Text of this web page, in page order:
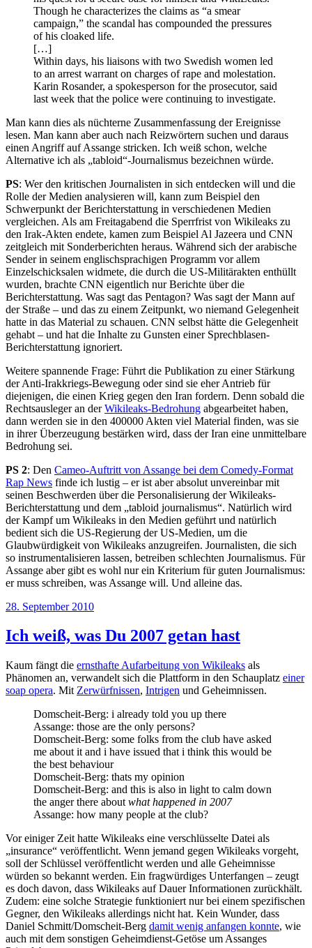
Though he characterizes the claims as “a smear
campaign,” the scandal has compounded the pressures
of his cloaked life.
[…]
Within days, his liaisons with two Swedish women led
to an arrest warrant on charges of rape and molestation.
Karin Rosander, a spokesperson for the prosecutor, said
last week that the police were continuing to investigate.
Man kann dies als nüchterne Zusammenfassung der Ereignisse
lesen. Man kann aber auch nach Reizwörtern suchen und daraus
einen Angriff auf Assange stricken. Ich weiß schon, welche
Alternative ich als „tabloid“-Journalismus bezeichnen würde.
PS: Wer den kritischen Journalisten in sich entdecken will und die
Rolle der Medien analysieren will, kann zum Beispiel den
Schwerpunkt der Berichterstattung in verschiedenen Medien
vergleichen. Als am Freitagabend die Sperrfrist von Wikileaks zu
den Irak-Akten endete, kamen zum Beispiel Al Jazeera und CNN
zeitgleich mit Sonderberichten heraus. Während sich der arabische
Sender in seinem englischsprachigen Programm vor allem
Einzelschicksalen widmete, die durch die US-Militärakten enthüllt
wurden, brachte CNN eigentlich nur Berichte über die
Berichterstattung. Was sagt das Pentagon? Was sagt der Mann auf
der Straße – und das zu einem Zeitpunkt, wo niemand Gelegenheit
hatte in das Material zu schauen. CNN selbst hätte die Gelegenheit
gehabt – und hat die Inhalte zu Gunsten einer Sprechblasen-
Berichterstattung ignoriert.
Weitere spannende Frage: Führt die Publikation zu einer Stärkung
der Anti-Irakkriegs-Bewegung oder sind sie eher Antrieb für
diejenigen, die einen Krieg gegen den Iran fordern. Denn sobald die
Rechtsausleger an derWikileaks-Bedrohung abgearbeitet haben,
dann werden sie in den 400000 Akten viel Material finden, was sie
in ihrer Überzeugung bestärken wird, dass der Iran eine unmittelbare
Bedrohung sei.
PS 2: Den Cameo-Auftritt von Assange bei dem Comedy-Format
Rap News finde ich lustig – er ist aber absolut unvereinbar mit
seinen Beschwerden über die Personalisierung der Wikileaks-
Berichterstattung und dem „tabloid journalismus“. Natürlich wird
der Kampf um Wikileaks in den Medien geführt und natürlich
bedient sich die US-Regierung der US-Medien, um die
Glaubwürdigkeit von Wikileaks anzugreifen. Journalisten, die sich
so instrumentalisieren lassen, betreiben schlechten Journalismus. Für
Assange aber gibt es wohl nur ein Kriterium für guten Journalismus:
er muss schreiben, was Assange will. Und alleine das.
Veröffentlicht
28. September 2010
Ich weiß, was Du 2007 getan hast
Kaum fängt die ernsthafte Aufarbeitung von Wikileaks als
Phänomen an, verwandelt sich die Plattform in den Schauplatz einer
soap opera. Mit Zerwürfnissen, Intrigen und Geheimnissen.
Domscheit-Berg: i already told you up there
Assange: those are the only persons?
Domscheit-Berg: some folks from the club have asked
me about it and i have issued that i think this would be
the best behaviour
Domscheit-Berg: thats my opinion
Domscheit-Berg: and this is also in light to calm down
the anger there about what happened in 2007
Assange: how many people at the club?
Vor einiger Zeit hatte Wikileaks eine verschlüsselte Datei als
„insurance“ veröffentlicht. Wenn jemand gegen Wikileaks vorgeht,
soll der Schlüssel veröffentlicht werden und alle Geheimnisse
würden so bekannt werden. Ein fragwürdiges Unterfangen – zeugt
es doch davon, dass Wikileaks auf Dauer Informationen zurückhält.
Zudem: eine solche Strategie funktioniert nur bei einem spezifischen
Gegner, den Wikileaks allerdings nicht hat. Kein Wunder, dass
Daniel Schmitt/Domscheit-Berg damit wenig anfangen konnte, wie
auch mit dem sonstigen Geheimdienst-Getöse um Assanges